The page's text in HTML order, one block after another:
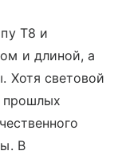
T8 и
и длиной, а
Хотя световой
прошлых
В